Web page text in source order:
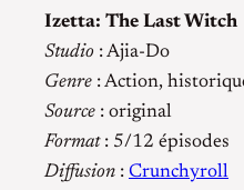
Izetta: The Last Witch
Studio : Ajia-Do
Genre : Action,
Source : original
Format: 5/12 épisodes
Diffusion : Crunchyroll